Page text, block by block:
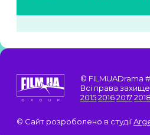
© FILMUADrama
Всі права
2015201620172018
© Сайт розроболено в студії